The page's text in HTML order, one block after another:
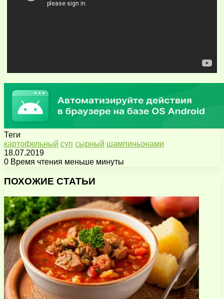
Теги
картофельный суп сырный шампиньонами
18.07.2019
0 Время чтения меньше минуты
через
почту
ПОХОЖИЕ СТАТЬИ